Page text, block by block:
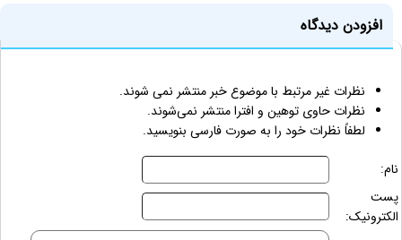
افزودن دیدگاه
نظرات غیر مرتبط با موضوع خبر منتشر نمی شوند.
نظرات حاوی توهین و افترا منتشر نمی‌شوند.
لطفاً نظرات خود را به صورت فارسی بنویسید.
نام:
پست
الکترونیک: